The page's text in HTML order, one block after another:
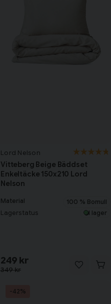
Lord Nelson
Vitteberg Beige Bäddset
Enkeltäcke 150x210 Lord
Nelson
Material 100 % Bomull
Lagerstatus I lager
349 kr
249 kr
-42%